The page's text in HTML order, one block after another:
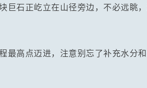
石正屹立在山径旁边，不必远眺
高点迈进，注意别忘了补充水分